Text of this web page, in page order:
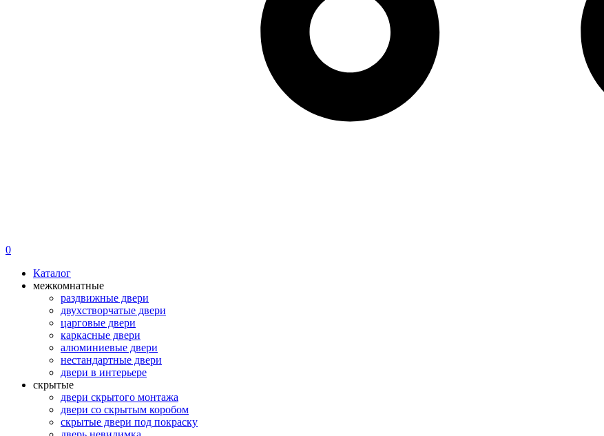
0
Каталог
межкомнатные
раздвижные двери
двухстворчатые двери
царговые двери
каркасные двери
алюминиевые двери
нестандартные двери
двери в интерьере
скрытые
двери скрытого монтажа
двери со скрытым коробом
скрытые двери под покраску